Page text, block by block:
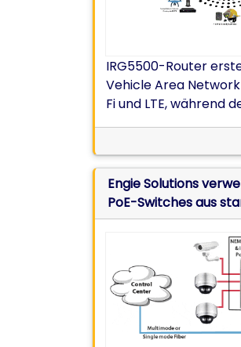
IRG5500-Router
Vehicle Area
Fi und LTE, während
Hochwasserschutz-
werden
Engie Solutions
PoE-Switches aus
angeschlossene